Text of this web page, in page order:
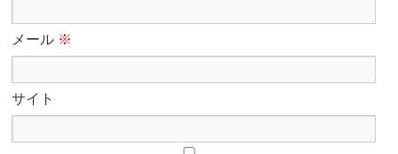
メール ※
サイト